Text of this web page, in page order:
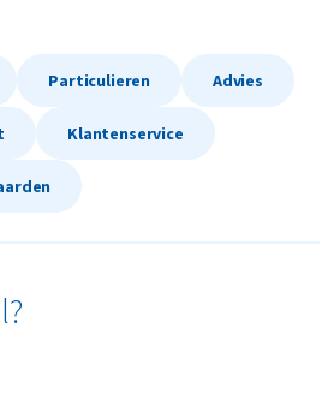
Particulieren Advies
Klantenservice